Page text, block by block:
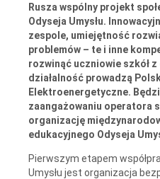
Rusza wspólny projekt
Odyseja Umysłu.
zespole, umiejętność
problemów – te i inne
rozwinąć uczniowie szkół
działalność prowadzą
Elektroenergetyczne.
zaangażowaniu operatora
organizację
edukacyjnego Odyseja
Pierwszym etapem
Umysłu jest organizacja